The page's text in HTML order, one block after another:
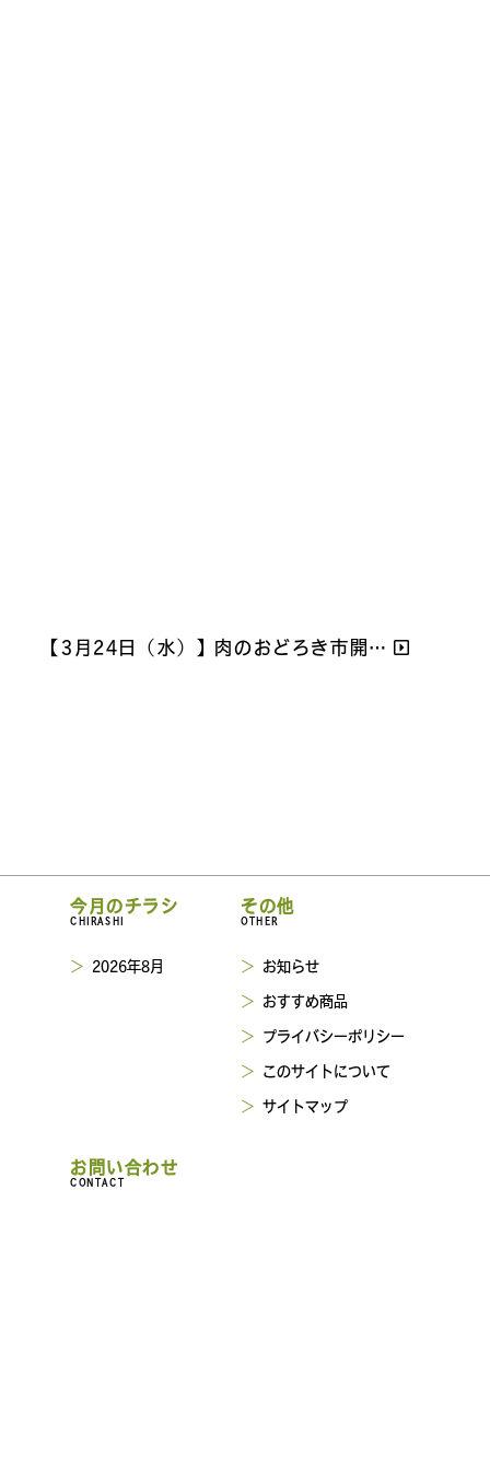
【3月24日（水）】肉のおどろき市開…
今月のチラシ
CHIRASHI
2026年8月
その他
OTHER
お知らせ
おすすめ商品
プライバシーポリシー
このサイトについて
サイトマップ
お問い合わせ
CONTACT